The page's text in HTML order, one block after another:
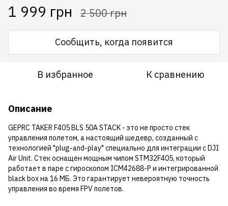
1 999 грн 2 500 грн
Сообщить, когда появится
В избранное К сравнению
Описание
GEPRC TAKER F405 BLS 50A STACK - это не просто стек
управления полетом, а настоящий шедевр, созданный с
технологией "plug-and-play" специально для интеграции с DJI
Air Unit. Стек оснащен мощным чипом STM32F405, который
работает в паре с гироскопом ICM42688-P и интегрированной
black box на 16 МБ. Это гарантирует невероятную точность
управления во время FPV полетов.